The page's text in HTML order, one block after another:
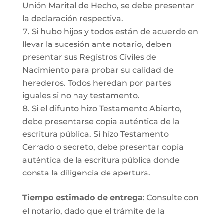
Unión Marital de Hecho, se debe presentar
la declaración respectiva.
Si hubo hijos y todos están de acuerdo en
llevar la sucesión ante notario, deben
presentar sus Registros Civiles de
Nacimiento para probar su calidad de
herederos. Todos heredan por partes
iguales si no hay testamento.
Si el difunto hizo Testamento Abierto,
debe presentarse copia auténtica de la
escritura pública. Si hizo Testamento
Cerrado o secreto, debe presentar copia
auténtica de la escritura pública donde
consta la diligencia de apertura.
Tiempo estimado de entrega: Consulte con
el notario, dado que el trámite de la